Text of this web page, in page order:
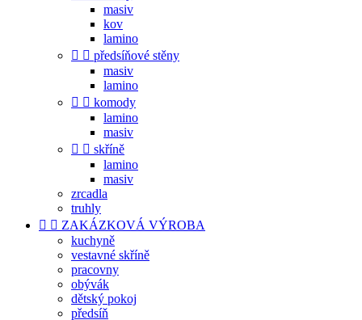
masiv
kov
lamino
  předsíňové stěny
masiv
lamino
  komody
lamino
masiv
  skříně
lamino
masiv
zrcadla
truhly
  ZAKÁZKOVÁ VÝROBA
kuchyně
vestavné skříně
pracovny
obývák
dětský pokoj
předsíň